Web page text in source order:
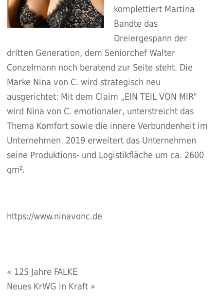
komplettiert Martina
Bandte das
Dreiergespann der
dritten Generation, dem Seniorchef Walter
Conzelmann noch beratend zur Seite steht. Die
Marke Nina von C. wird strategisch neu
ausgerichtet: Mit dem Claim „EIN TEIL VON MIR“
wird Nina von C. emotionaler, unterstreicht das
Thema Komfort sowie die innere Verbundenheit im
Unternehmen. 2019 erweitert das Unternehmen
seine Produktions- und Logistikfläche um ca. 2600
qm².
https://www.ninavonc.de
« 125 Jahre FALKE
Neues KrWG in Kraft»